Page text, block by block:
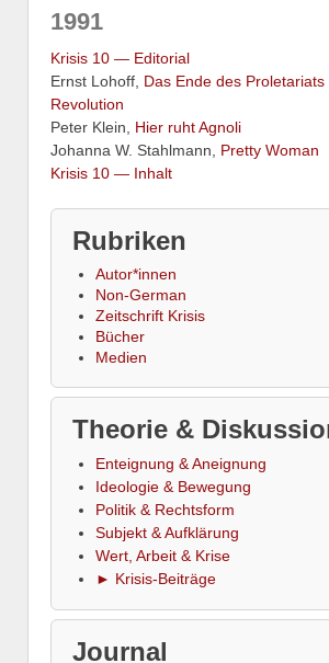
1991
Krisis 10 — Editorial
Ernst Lohoff, Das Ende des
Revolution
Peter Klein, Hier ruht Agnoli
Johanna W. Stahlmann, Pretty Woman
Krisis 10 — Inhalt
Rubriken
Autor*innen
Non-German
Zeitschrift Krisis
Bücher
Medien
Theorie &
Enteignung & Aneignung
Ideologie & Bewegung
Politik & Rechtsform
Subjekt & Aufklärung
Wert, Arbeit & Krise
► Krisis-Beiträge
Journal